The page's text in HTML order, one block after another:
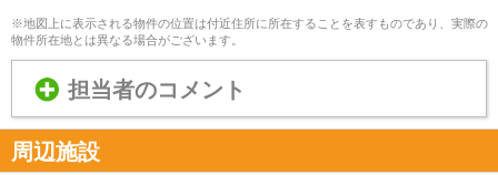
※地図上に表示される物件の位置は付近住所に所在することを表すものであり、実際の
物件所在地とは異なる場合がございます。
担当者のコメント
周辺施設